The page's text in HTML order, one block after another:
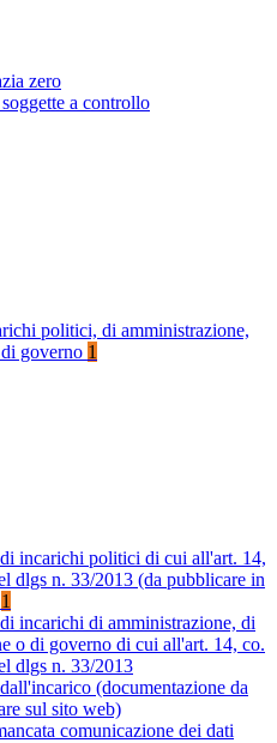
zero
a controllo
politici, di amministrazione,
governo 1
incarichi politici di cui all'art. 14,
dlgs n. 33/2013 (da pubblicare in
1
incarichi di amministrazione, di
o di governo di cui all'art. 14, co.
dlgs n. 33/2013
(documentazione da
sul sito web)
comunicazione dei dati